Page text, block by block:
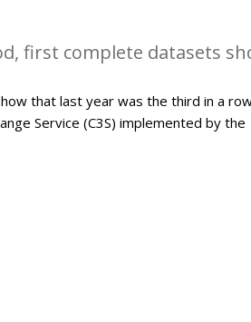
first complete datasets
that last year was the third in a
Service (C3S) implemented by the